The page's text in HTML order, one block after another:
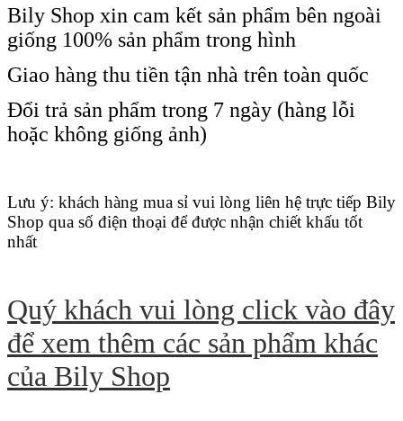
Bily Shop xin cam kết sản phẩm bên ngoài
giống 100% sản phẩm trong hình
Giao hàng thu tiền tận nhà trên toàn quốc
Đổi trả sản phẩm trong 7 ngày (hàng lỗi
hoặc không giống ảnh)
Lưu ý: khách hàng mua sỉ vui lòng liên hệ trực tiếp Bily
Shop qua số điện thoại để được nhận chiết khấu tốt
nhất
Quý khách vui lòng click vào đây
để xem thêm các sản phẩm khác
của Bily Shop